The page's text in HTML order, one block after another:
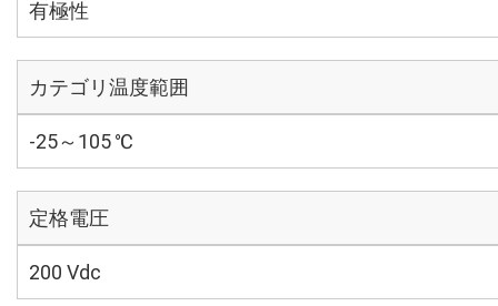
有極性
カテゴリ温度範囲
-25～105 ℃
定格電圧
200 Vdc